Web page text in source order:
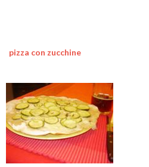
pizza con zucchine